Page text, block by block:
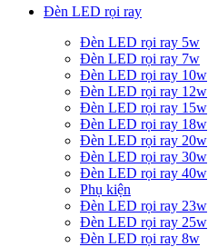
Đèn LED rọi ray
Đèn LED rọi ray 5w
Đèn LED rọi ray 7w
Đèn LED rọi ray 10w
Đèn LED rọi ray 12w
Đèn LED rọi ray 15w
Đèn LED rọi ray 18w
Đèn LED rọi ray 20w
Đèn LED rọi ray 30w
Đèn LED rọi ray 40w
Phụ kiện
Đèn LED rọi ray 23w
Đèn LED rọi ray 25w
Đèn LED rọi ray 8w